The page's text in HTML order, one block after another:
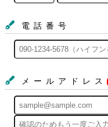
電話番号
メールアドレス